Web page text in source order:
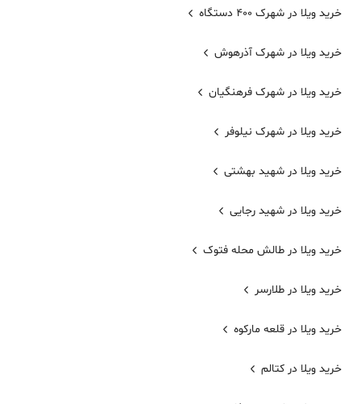
خرید ویلا در شهرک 400 دستگاه
خرید ویلا در شهرک آذرهوش
خرید ویلا در شهرک فرهنگیان
خرید ویلا در شهرک نیلوفر
خرید ویلا در شهید بهشتی
خرید ویلا در شهید رجایی
خرید ویلا در طالش محله فتوک
خرید ویلا در طلارسر
خرید ویلا در قلعه مارکوه
خرید ویلا در کتالم